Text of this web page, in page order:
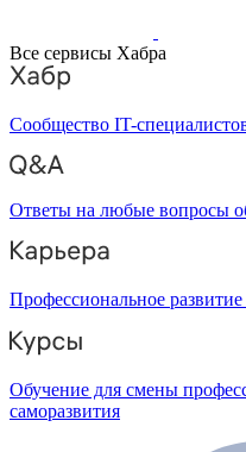
Все сервисы Хабра
Сообщество IT-
Ответы на любые вопросы
Профессиональное
Обучение для смены
саморазвития